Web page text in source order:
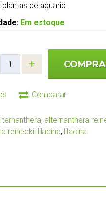
plantas de aquario
Em estoque
Comparar
, alternanthera
reineckii lilacina, lilacina